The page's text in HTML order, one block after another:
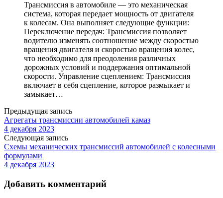
Трансмиссия в автомобиле — это механическая
система, которая передает мощность от двигателя
к колесам. Она выполняет следующие функции:
Переключение передач: Трансмиссия позволяет
водителю изменять соотношение между скоростью
вращения двигателя и скоростью вращения колес,
что необходимо для преодоления различных
дорожных условий и поддержания оптимальной
скорости. Управление сцеплением: Трансмиссия
включает в себя сцепление, которое размыкает и
замыкает…
Предыдущая запись
Агрегаты трансмиссии автомобилей камаз
4 декабря 2023
Следующая запись
Схемы механических трансмиссий автомобилей с колесными
формулами
4 декабря 2023
Добавить комментарий